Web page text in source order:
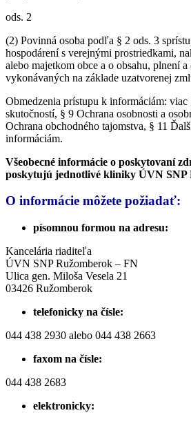
ods. 2
(2) Povinná osoba podľa § 2 ods. 3
hospodárení s verejnými prostriedkami,
alebo majetkom obce a o obsahu, plnení a
vykonávaných na základe uzatvorenej
Obmedzenia prístupu k informáciám:
skutočností, § 9 Ochrana osobnosti a
Ochrana obchodného tajomstva, § 11
informáciám.
Všeobecné informácie o poskytovaní
poskytujú jednotlivé kliniky ÚVN SNP
O informácie môžete požiadať:
písomnou formou na adresu:
Kancelária riaditeľa
ÚVN SNP Ružomberok – FN
Ulica gen. Miloša Vesela 21
03426 Ružomberok
telefonicky na čísle:
044 438 2930 alebo 044 438 2663
faxom na čísle:
044 438 2683
elektronicky: